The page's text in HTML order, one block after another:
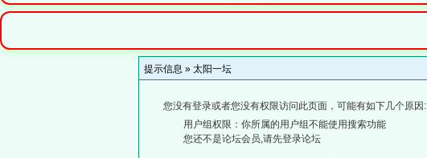
提示信息 » 太阳一坛
您没有登录或者您没有权限访问此页面，可能有如下几个原因:
用户组权限：你所属的用户组不能使用搜索功能
您还不是论坛会员,请先登录论坛